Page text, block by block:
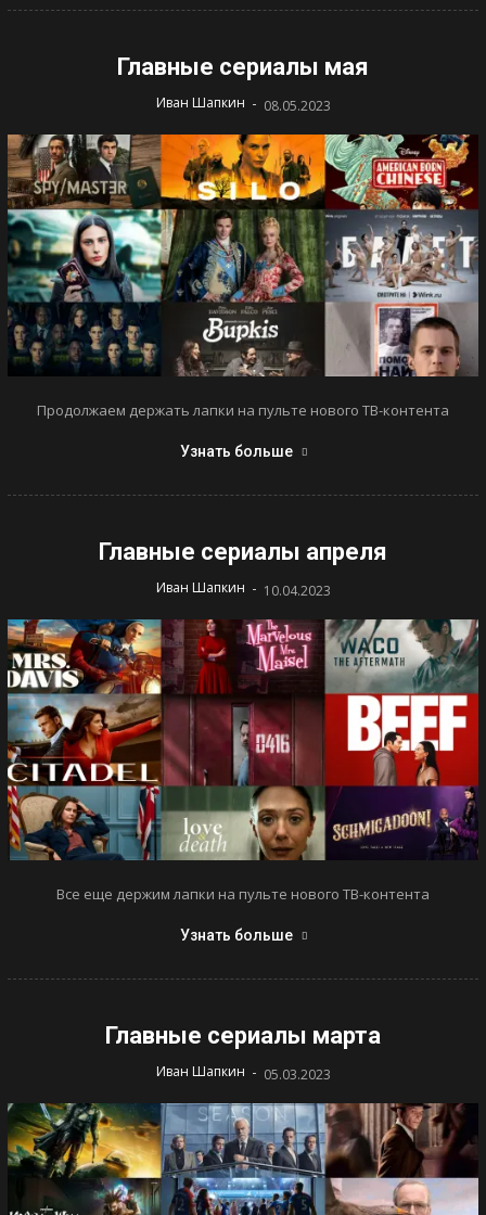
Главные сериалы мая
Иван Шапкин - 08.05.2023
Продолжаем держать лапки на пульте нового ТВ-контента
Узнать больше
Главные сериалы апреля
Иван Шапкин - 10.04.2023
Все еще держим лапки на пульте нового ТВ-контента
Узнать больше
Главные сериалы марта
Иван Шапкин - 05.03.2023